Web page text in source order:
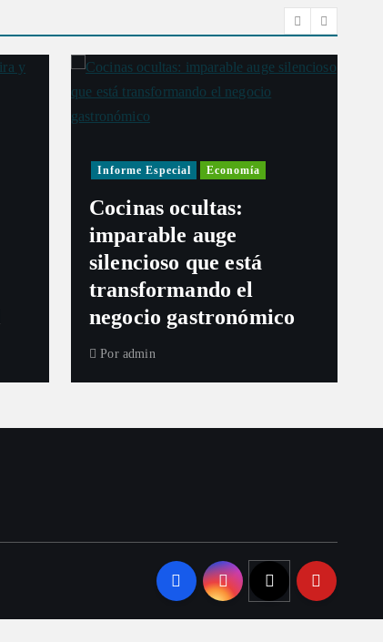
Informe Especial Economía
Cocinas ocultas:
imparable auge
silencioso que está
transformando el
negocio gastronómico
Por admin